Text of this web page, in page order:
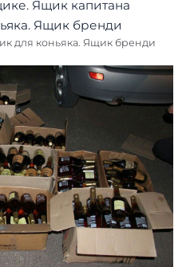
для коньяка. Ящик бренди